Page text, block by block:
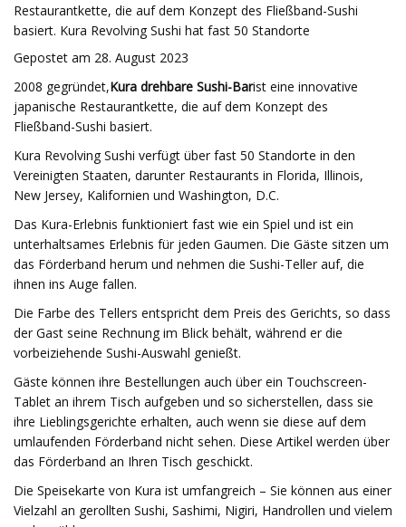
Restaurantkette, die auf dem Konzept des Fließband-Sushi
basiert. Kura Revolving Sushi hat fast 50 Standorte
Gepostet am 28. August 2023
2008 gegründet,Kura drehbare Sushi-Barist eine innovative
japanische Restaurantkette, die auf dem Konzept des
Fließband-Sushi basiert.
Kura Revolving Sushi verfügt über fast 50 Standorte in den
Vereinigten Staaten, darunter Restaurants in Florida, Illinois,
New Jersey, Kalifornien und Washington, D.C.
Das Kura-Erlebnis funktioniert fast wie ein Spiel und ist ein
unterhaltsames Erlebnis für jeden Gaumen. Die Gäste sitzen um
das Förderband herum und nehmen die Sushi-Teller auf, die
ihnen ins Auge fallen.
Die Farbe des Tellers entspricht dem Preis des Gerichts, so dass
der Gast seine Rechnung im Blick behält, während er die
vorbeiziehende Sushi-Auswahl genießt.
Gäste können ihre Bestellungen auch über ein Touchscreen-
Tablet an ihrem Tisch aufgeben und so sicherstellen, dass sie
ihre Lieblingsgerichte erhalten, auch wenn sie diese auf dem
umlaufenden Förderband nicht sehen. Diese Artikel werden über
das Förderband an Ihren Tisch geschickt.
Die Speisekarte von Kura ist umfangreich – Sie können aus einer
Vielzahl an gerollten Sushi, Sashimi, Nigiri, Handrollen und vielem